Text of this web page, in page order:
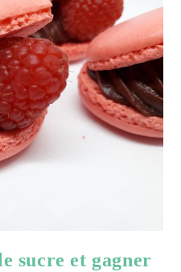
sucre et gagner